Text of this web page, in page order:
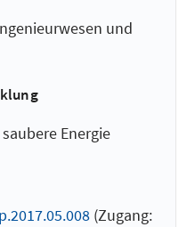
und
Energie
(Zugang: